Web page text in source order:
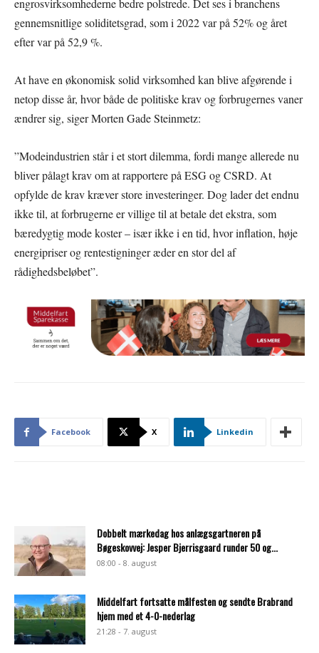
engrosvirksomhederne bedre polstrede. Det ses i branchens
gennemsnitlige soliditetsgrad, som i 2022 var på 52% og året
efter var på 52,9 %.
At have en økonomisk solid virksomhed kan blive afgørende i
netop disse år, hvor både de politiske krav og forbrugernes vaner
ændrer sig, siger Morten Gade Steinmetz:
”Modeindustrien står i et stort dilemma, fordi mange allerede nu
bliver pålagt krav om at rapportere på ESG og CSRD. At
opfylde de krav kræver store investeringer. Dog lader det endnu
ikke til, at forbrugerne er villige til at betale det ekstra, som
bæredygtig mode koster – især ikke i en tid, hvor inflation, høje
energipriser og rentestigninger æder en stor del af
rådighedsbeløbet”.
Facebook X Linkedin
Dobbelt mærkedag hos anlægsgartneren på
Bøgeskovvej: Jesper Bjerrisgaard runder 50 og...
08:00 - 8. august
Middelfart fortsatte målfesten og sendte Brabrand
hjem med et 4-0-nederlag
21:28 - 7. august